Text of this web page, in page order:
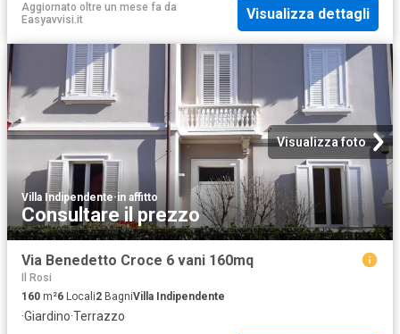
Aggiornato oltre un mese fa da
Easyavvisi.it
Visualizza dettagli
Visualizza foto
Villa Indipendente·in affitto
Consultare il prezzo
Via Benedetto Croce 6 vani 160mq
Il Rosi
160 m²6 Locali2 BagniVilla Indipendente
·Giardino·Terrazzo